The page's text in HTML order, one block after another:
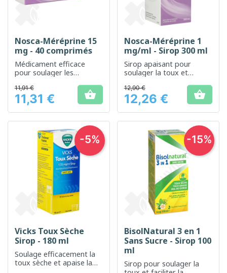
Nosca-Méréprine 15
mg - 40 comprimés
Médicament efficace
pour soulager les
de la grippe
Prix
11,91 €
11,31 € 
Nosca-Méréprine 1
mg/ml - Sirop 300 ml
Sirop apaisant pour
soulager la toux et
Prix
12,90 €
12,26 € 
Vicks Toux Sèche
Sirop - 180 ml
Soulage efficacement la
toux sèche et apaise la
-5%
BisolNatural 3 en 1
Sans Sucre - Sirop 100
ml
Sirop pour soulager la
-15%